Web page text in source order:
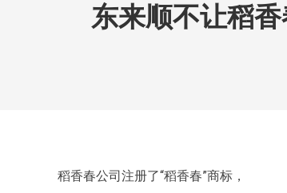
东来顺不让稻
稻香春公司注册了“稻香春”商标，